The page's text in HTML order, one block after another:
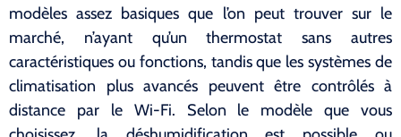
modèles assez basiques que l’on peut trouver sur le
marché, n’ayant qu’un thermostat sans autres
caractéristiques ou fonctions, tandis que les systèmes de
climatisation plus avancés peuvent être contrôlés à
distance par le Wi-Fi. Selon le modèle que vous